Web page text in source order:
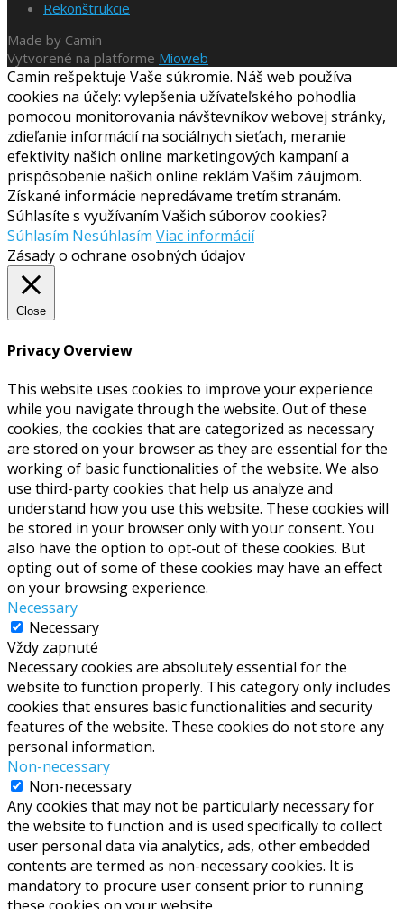
Rekonštrukcie
Made by Camin
Vytvorené na platforme Mioweb
Camin rešpektuje Vaše súkromie. Náš web používa
cookies na účely: vylepšenia užívateľského pohodlia
pomocou monitorovania návštevníkov webovej stránky,
zdieľanie informácií na sociálnych sieťach, meranie
efektivity našich online marketingových kampaní a
prispôsobenie našich online reklám Vašim záujmom.
Získané informácie nepredávame tretím stranám.
Súhlasíte s využívaním Vašich súborov cookies?
Súhlasím Nesúhlasím Viac informácií
Zásady o ochrane osobných údajov
Close
Privacy Overview
This website uses cookies to improve your experience
while you navigate through the website. Out of these
cookies, the cookies that are categorized as necessary
are stored on your browser as they are essential for the
working of basic functionalities of the website. We also
use third-party cookies that help us analyze and
understand how you use this website. These cookies will
be stored in your browser only with your consent. You
also have the option to opt-out of these cookies. But
opting out of some of these cookies may have an effect
on your browsing experience.
Necessary
Necessary
Vždy zapnuté
Necessary cookies are absolutely essential for the
website to function properly. This category only includes
cookies that ensures basic functionalities and security
features of the website. These cookies do not store any
personal information.
Non-necessary
Non-necessary
Any cookies that may not be particularly necessary for
the website to function and is used specifically to collect
user personal data via analytics, ads, other embedded
contents are termed as non-necessary cookies. It is
mandatory to procure user consent prior to running